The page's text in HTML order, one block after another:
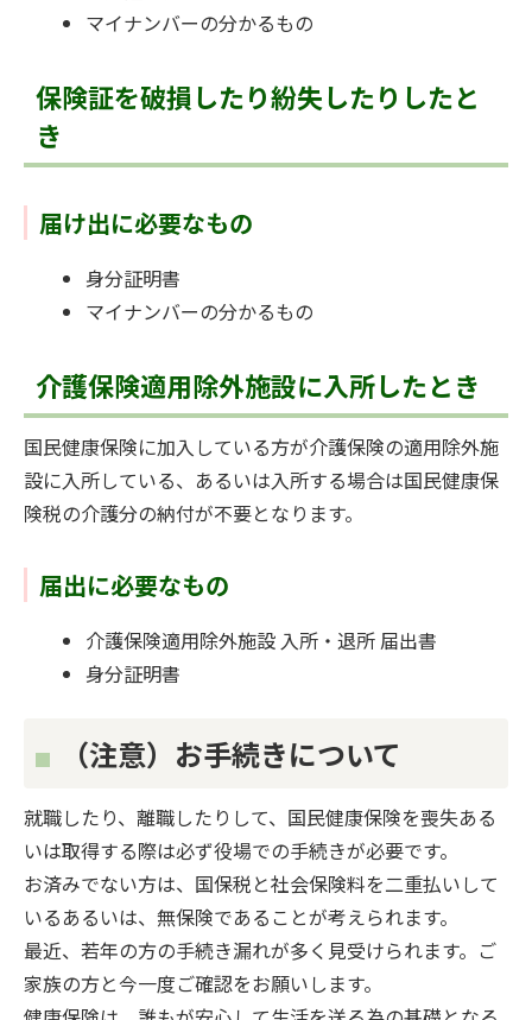
マイナンバーの分かるもの
保険証を破損したり紛失したりしたと
き
届け出に必要なもの
身分証明書
マイナンバーの分かるもの
介護保険適用除外施設に入所したとき
国民健康保険に加入している方が介護保険の適用除外施
設に入所している、あるいは入所する場合は国民健康保
険税の介護分の納付が不要となります。
届出に必要なもの
介護保険適用除外施設 入所・退所 届出書
身分証明書
（注意）お手続きについて
就職したり、離職したりして、国民健康保険を喪失ある
いは取得する際は必ず役場での手続きが必要です。
お済みでない方は、国保税と社会保険料を二重払いして
いるあるいは、無保険であることが考えられます。
最近、若年の方の手続き漏れが多く見受けられます。ご
家族の方と今一度ご確認をお願いします。